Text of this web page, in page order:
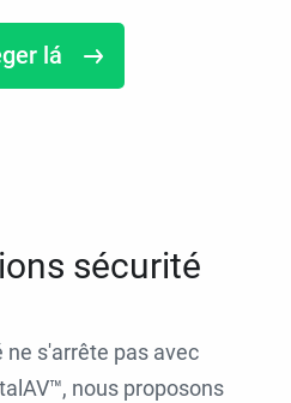
lá
sécurité
ne s'arrête pas avec
nous proposons